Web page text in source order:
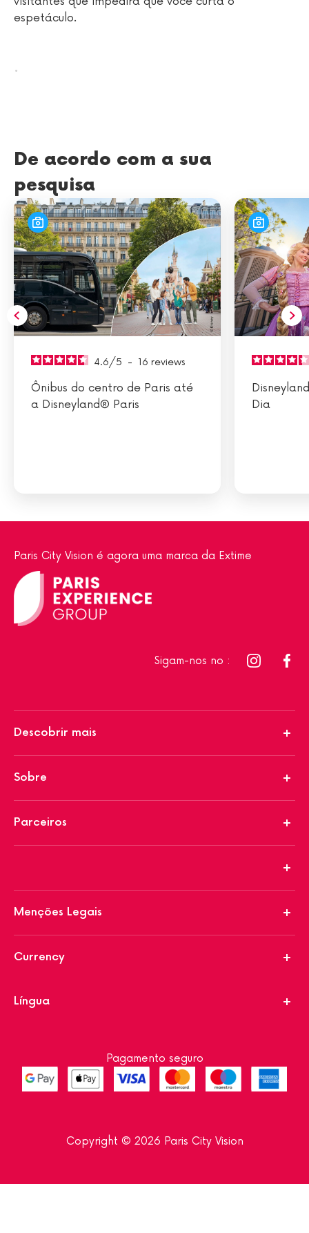
espetáculo.
.
De acordo com a sua
pesquisa
4.6/5 - 16 reviews
Ônibus do centro de Paris até
a Disneyland® Paris
Dia
Paris City Vision é agora uma marca da Extime
Sigam-nos no :
Descobrir mais
Sobre
Parceiros
Menções Legais
Currency
Língua
Pagamento seguro
Copyright © 2026 Paris City Vision